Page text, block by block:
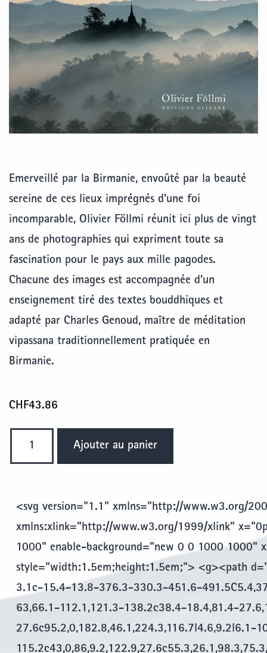
Emerveillé par la Birmanie, envoûté par la beauté
sereine de ces lieux imprégnés d’une foi
incomparable, Olivier Föllmi réunit ici plus de vingt
ans de photographies qui expriment toute sa
fascination pour le pays aux mille pagodes.
Chacune des images est accompagnée d’un
enseignement tiré des textes bouddhiques et
adapté par Charles Genoud, maître de méditation
vipassana traditionnellement pratiquée en
Birmanie.
CHF43.86
éveillé
Ajouter au panier
<svg version="1.1" xmlns="http://www.w3.org/
xmlns:xlink="http://www.w3.org/1999/xlink"
1000" enable-background="new 0 0 1000 1000"
style="width:1.5em;height:1.5em;"> <g><path
3.1c-15.4-13.8-376.3-330.3-451.6-
63,66.1-112.1,121.3-138.2c38.4-18.4,81.4-
27.6c95.2,0,182.8,46.1,224.3,116.7l4.6,9.2l6.1-